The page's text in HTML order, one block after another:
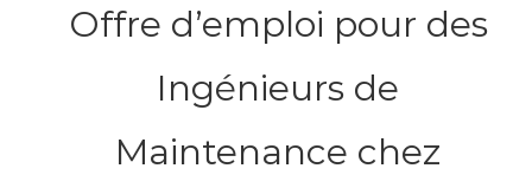
Offre d’emploi pour des
Ingénieurs de
Maintenance chez